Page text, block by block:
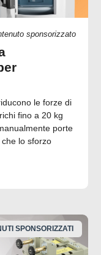
sponsorizzato
le forze di
fino a 20 kg
porte
lo sforzo
SPONSORIZZATI